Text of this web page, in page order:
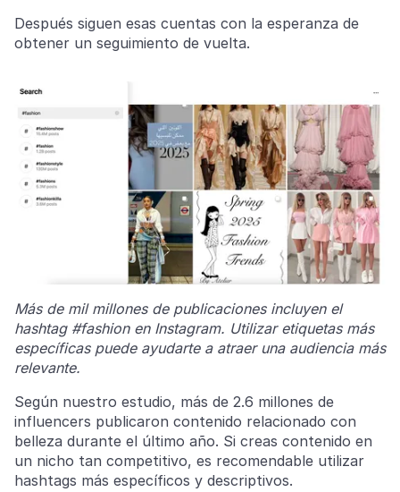
Después siguen esas cuentas con la esperanza de
obtener un seguimiento de vuelta.
Más de mil millones de publicaciones incluyen el
hashtag #fashion en Instagram. Utilizar etiquetas más
específicas puede ayudarte a atraer una audiencia más
relevante.
Según nuestro estudio, más de 2.6 millones de
influencers publicaron contenido relacionado con
belleza durante el último año. Si creas contenido en
un nicho tan competitivo, es recomendable utilizar
hashtags más específicos y descriptivos.